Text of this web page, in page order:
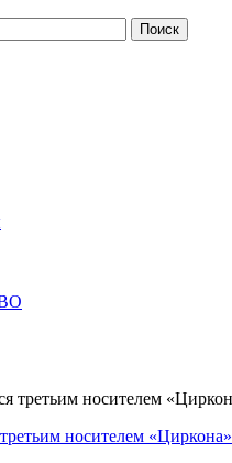
носителем «Циркона»